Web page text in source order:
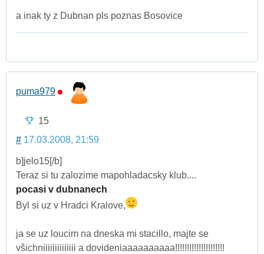
a inak ty z Dubnan pls poznas Bosovice
puma979
15
# 17.03.2008, 21:59
b]jelo15[/b]
Teraz si tu zalozime mapohladacsky klub....
pocasi v dubnanech
Byl si uz v Hradci Kralove,
ja se uz loucim na dneska mi stacillo, majte se
všichniiiiiiiiiiiiii a dovideniaaaaaaaaaa!!!!!!!!!!!!!!!!!!!!!